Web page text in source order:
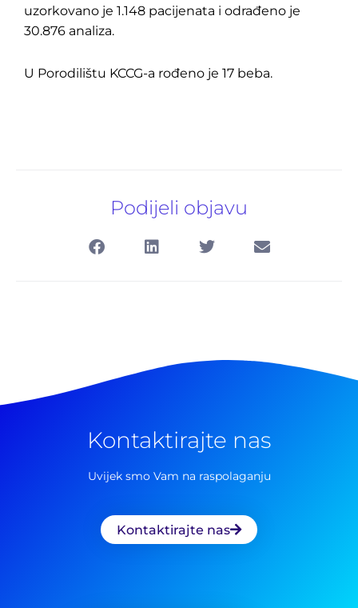
Pretraga
uzorkovano je 1.148 pacijenata i odrađeno je
30.876 analiza.
U Porodilištu KCCG-a rođeno je 17 beba.
Podijeli objavu
Kontaktirajte nas
Uvijek smo Vam na raspolaganju
Kontaktirajte nas